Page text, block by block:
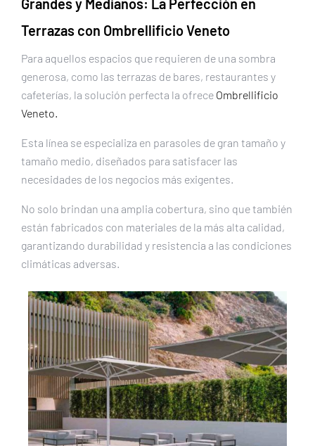
Grandes y Medianos: La Perfección en
Terrazas con Ombrellificio Veneto
Para aquellos espacios que requieren de una sombra
generosa, como las terrazas de bares, restaurantes y
cafeterías, la solución perfecta la ofrece Ombrellificio
Veneto.
Esta línea se especializa en parasoles de gran tamaño y
tamaño medio, diseñados para satisfacer las
necesidades de los negocios más exigentes.
No solo brindan una amplia cobertura, sino que también
están fabricados con materiales de la más alta calidad,
garantizando durabilidad y resistencia a las condiciones
climáticas adversas.